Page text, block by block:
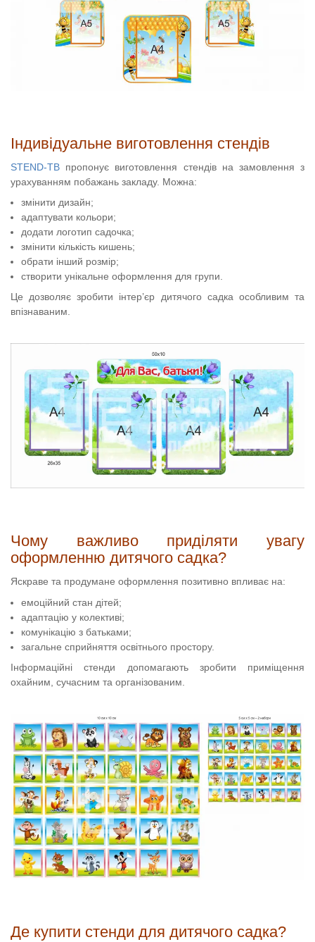
Індивідуальне виготовлення стендів
STEND-TB пропонує виготовлення стендів на замовлення з
урахуванням побажань закладу. Можна:
змінити дизайн;
адаптувати кольори;
додати логотип садочка;
змінити кількість кишень;
обрати інший розмір;
створити унікальне оформлення для групи.
Це дозволяє зробити інтер’єр дитячого садка особливим та
впізнаваним.
Чому важливо приділяти увагу
оформленню дитячого садка?
Яскраве та продумане оформлення позитивно впливає на:
емоційний стан дітей;
адаптацію у колективі;
комунікацію з батьками;
загальне сприйняття освітнього простору.
Інформаційні стенди допомагають зробити приміщення
охайним, сучасним та організованим.
Де купити стенди для дитячого садка?